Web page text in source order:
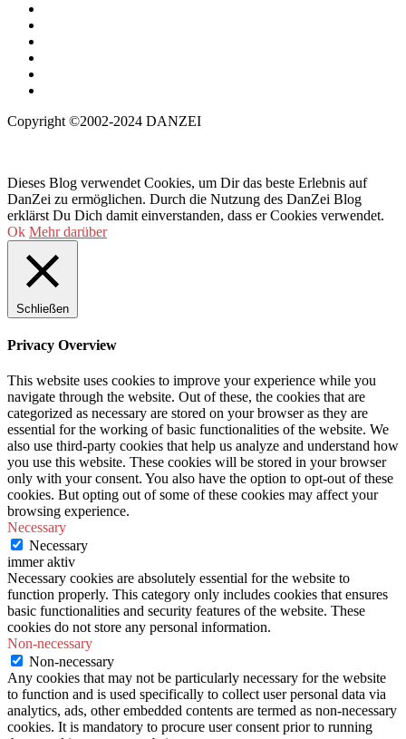
Copyright ©2002-2024 DANZEI
Dieses Blog verwendet Cookies, um Dir das beste Erlebnis auf
DanZei zu ermöglichen. Durch die Nutzung des DanZei Blog
erklärst Du Dich damit einverstanden, dass er Cookies verwendet.
Ok Mehr darüber
Schließen
Privacy Overview
This website uses cookies to improve your experience while you
navigate through the website. Out of these, the cookies that are
categorized as necessary are stored on your browser as they are
essential for the working of basic functionalities of the website. We
also use third-party cookies that help us analyze and understand how
you use this website. These cookies will be stored in your browser
only with your consent. You also have the option to opt-out of these
cookies. But opting out of some of these cookies may affect your
browsing experience.
Necessary
Necessary
immer aktiv
Necessary cookies are absolutely essential for the website to
function properly. This category only includes cookies that ensures
basic functionalities and security features of the website. These
cookies do not store any personal information.
Non-necessary
Non-necessary
Any cookies that may not be particularly necessary for the website
to function and is used specifically to collect user personal data via
analytics, ads, other embedded contents are termed as non-necessary
cookies. It is mandatory to procure user consent prior to running